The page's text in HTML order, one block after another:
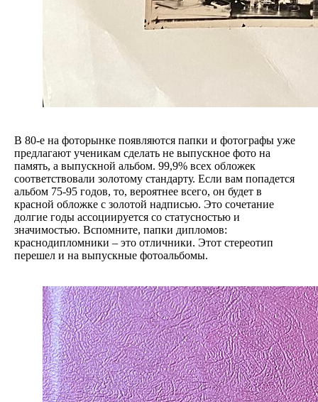
В 80-е на фоторынке появляются папки и фотографы уже
предлагают ученикам сделать не выпускное фото на
память, а выпускной альбом. 99,9% всех обложек
соответствовали золотому стандарту. Если вам попадется
альбом 75-95 годов, то, вероятнее всего, он будет в
красной обложке с золотой надписью. Это сочетание
долгие годы ассоциируется со статусностью и
значимостью. Вспомните, папки дипломов:
краснодипломники – это отличники. Этот стереотип
перешел и на выпускные фотоальбомы.